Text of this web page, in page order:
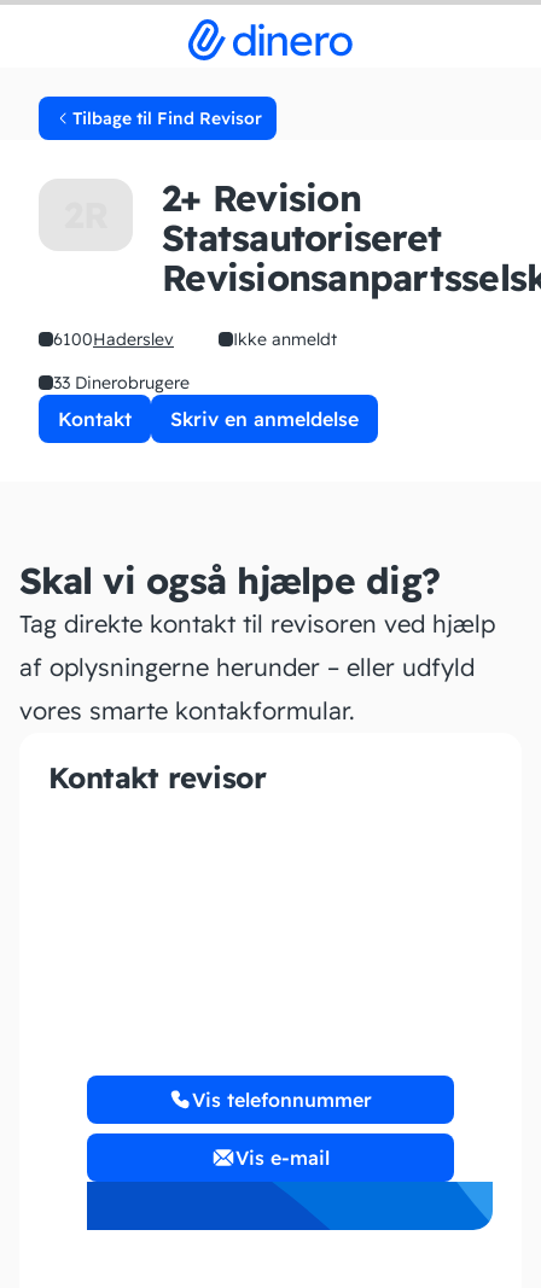
Tilbage til Find Revisor
2+ Revision
Statsautoriseret
6100Haderslev
Ikke anmeldt
33 Dinerobrugere
Kontakt Skriv en anmeldelse
Skal vi også hjælpe dig?
Tag direkte kontakt til revisoren ved hjælp
af oplysningerne herunder – eller udfyld
vores smarte kontakformular.
Kontakt revisor
Vis telefonnummer
Vis e-mail